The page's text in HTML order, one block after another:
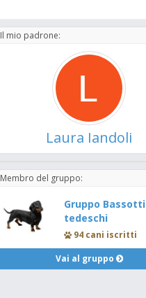
Il mio padrone:
Laura Iandoli
Membro del gruppo:
Gruppo Bassotti
tedeschi
94 cani iscritti
Vai al gruppo